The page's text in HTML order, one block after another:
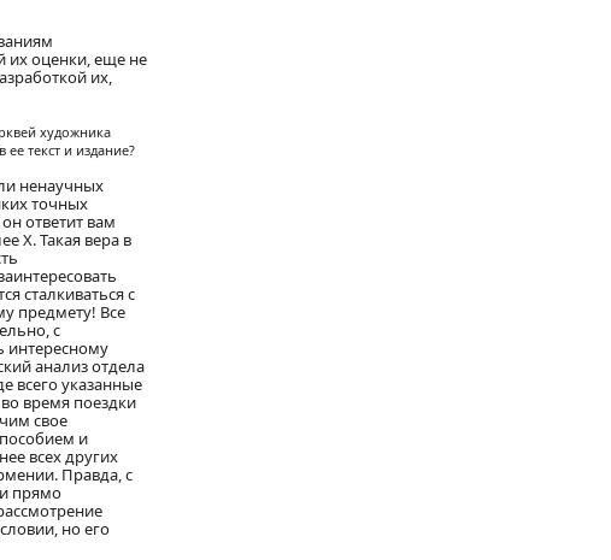
их оценки, еще не
их,
художника
текст и издание?
ненаучных
точных
ответит вам
X. Такая вера в
сталкиваться с
предмету! Все
с
интересному
анализ отдела
всего указанные
время поездки
свое
и
всех других
Правда, с
прямо
но его